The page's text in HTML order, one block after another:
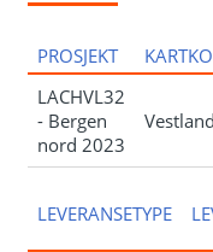
PROSJEKT
LACHVL32
- Bergen
nord 2023
Vestland
LEVERANSETYPE